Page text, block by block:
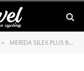
» MERIDA SILEX PLUS 8000 CON CAMBIO ELECTRÓNICO, UNA BICICLETA DE GRAVEL CON ALMA DE MTB